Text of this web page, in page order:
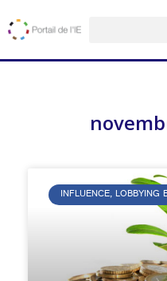
INFLUENCE, LOBBYING